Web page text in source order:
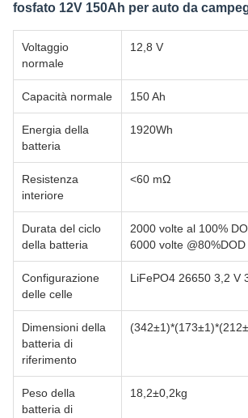
fosfato 12V 150Ah per auto da
Voltaggio
normale
12,8 V
Capacità normale 150 Ah
Energia della
batteria
1920Wh
Resistenza
interiore
<60 mΩ
Durata del ciclo
della batteria
2000 volte al 100%
6000 volte @80%DOD
Configurazione
delle celle
LiFePO4 26650 3,2 V
Dimensioni della
batteria di
riferimento
Peso della
batteria di
18,2±0,2kg